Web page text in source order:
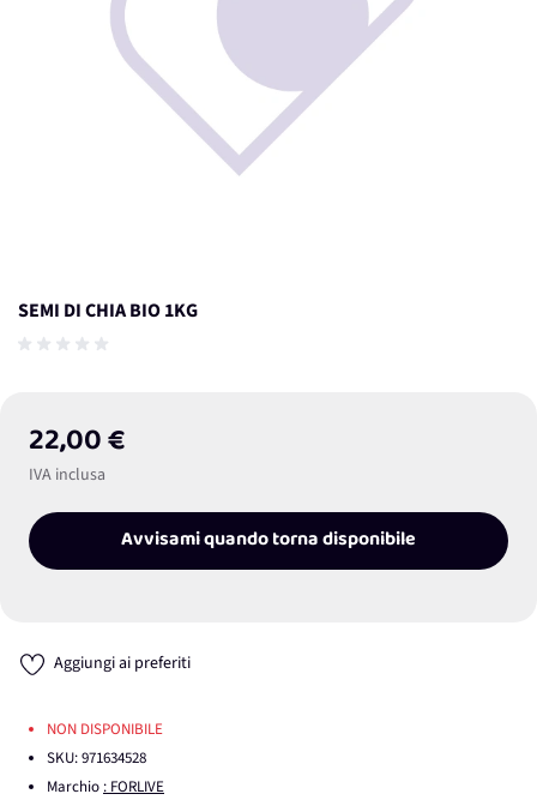
SEMI DI CHIA BIO 1KG
22,00 €
IVA inclusa
Avvisami quando torna disponibile
Aggiungi ai preferiti
NON DISPONIBILE
SKU:971634528
Marchio : FORLIVE